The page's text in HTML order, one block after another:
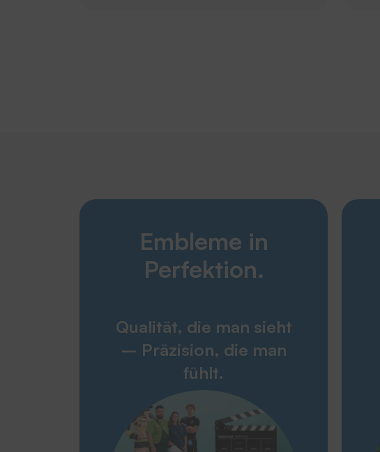
Embleme in
Perfektion.
Qualität, die man sieht
– Präzision, die man
fühlt.